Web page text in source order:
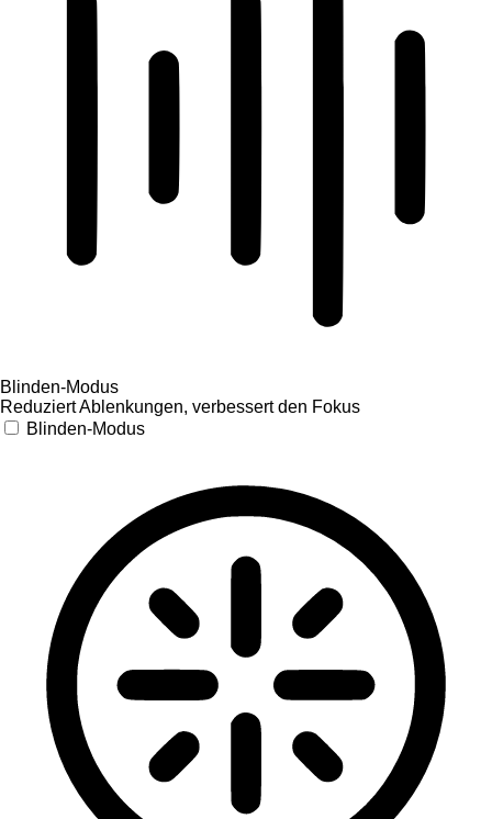
Blinden-Modus
Reduziert Ablenkungen, verbessert den Fokus
Blinden-Modus